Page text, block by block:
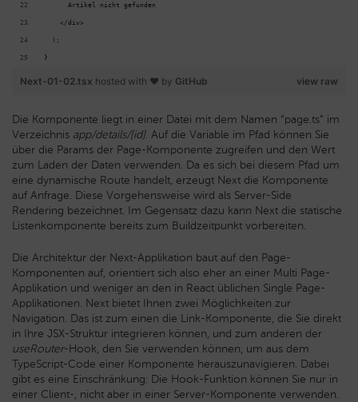
      Artikel nicht gefunden
    </div>
  );
}
view raw
Next-01-02.tsx hosted with ❤ by GitHub
Die Komponente liegt in einer Datei mit dem Namen “page.ts” im
Verzeichnis app/details/[id]. Auf die Variable im Pfad können Sie
über die Params der Page-Komponente zugreifen und den Wert
zum Laden der Daten verwenden. Da es sich bei diesem Pfad um
eine dynamische Route handelt, erzeugt Next die Komponente
auf Anfrage. Diese Vorgehensweise wird als Server-Side
Rendering bezeichnet. Im Gegensatz dazu kann Next die statische
Listenkomponente bereits zum Buildzeitpunkt vorbereiten.
Die Architektur der Next-Applikation baut auf den Page-
Komponenten auf, orientiert sich also eher an einer Multi Page-
Applikation und weniger an den in React üblichen Single Page-
Applikationen. Next bietet Ihnen zwei Möglichkeiten zur
Navigation. Das ist zum einen die Link-Komponente, die Sie direkt
in Ihre JSX-Struktur integrieren können, und zum anderen der
useRouter-Hook, den Sie verwenden können, um aus dem
TypeScript-Code einer Komponente herauszunavigieren. Dabei
gibt es eine Einschränkung: Die Hook-Funktion können Sie nur in
einer Client-, nicht aber in einer Server-Komponente verwenden.